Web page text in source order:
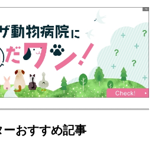
ーおすすめ記事